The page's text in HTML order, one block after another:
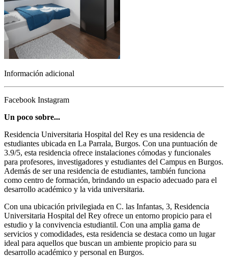
Información adicional
Facebook Instagram
Un poco sobre...
Residencia Universitaria Hospital del Rey es una residencia de
estudiantes ubicada en La Parrala, Burgos. Con una puntuación de
3.9/5, esta residencia ofrece instalaciones cómodas y funcionales
para profesores, investigadores y estudiantes del Campus en Burgos.
Además de ser una residencia de estudiantes, también funciona
como centro de formación, brindando un espacio adecuado para el
desarrollo académico y la vida universitaria.
Con una ubicación privilegiada en C. las Infantas, 3, Residencia
Universitaria Hospital del Rey ofrece un entorno propicio para el
estudio y la convivencia estudiantil. Con una amplia gama de
servicios y comodidades, esta residencia se destaca como un lugar
ideal para aquellos que buscan un ambiente propicio para su
desarrollo académico y personal en Burgos.